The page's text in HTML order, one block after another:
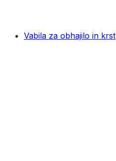
Vabila za obhajilo in krst